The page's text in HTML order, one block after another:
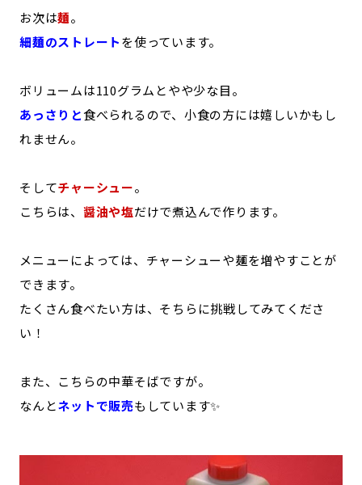
お次は麺。
細麺のストレートを使っています。
ボリュームは110グラムとやや少な目。
あっさりと食べられるので、小食の方には嬉しいかもし
れません。
そしてチャーシュー。
こちらは、 醤油や塩だけで煮込んで作ります。
メニューによっては、チャーシューや麺を増やすことが
できます。
たくさん食べたい方は、そちらに挑戦してみてくださ
い！
また、こちらの中華そばですが。
なんとネットで販売もしています✨